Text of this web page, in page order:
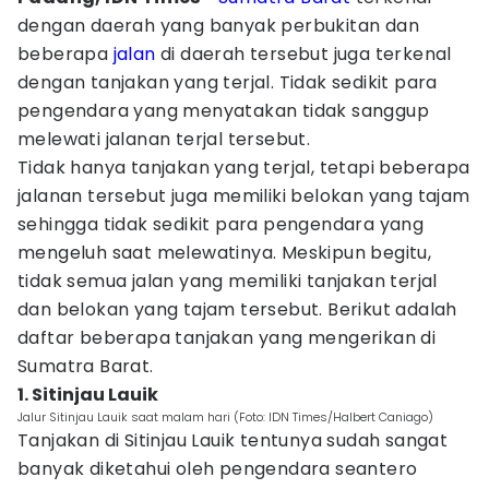
dengan daerah yang banyak perbukitan dan
beberapa jalan di daerah tersebut juga terkenal
dengan tanjakan yang terjal. Tidak sedikit para
pengendara yang menyatakan tidak sanggup
melewati jalanan terjal tersebut.
Tidak hanya tanjakan yang terjal, tetapi beberapa
jalanan tersebut juga memiliki belokan yang tajam
sehingga tidak sedikit para pengendara yang
mengeluh saat melewatinya. Meskipun begitu,
tidak semua jalan yang memiliki tanjakan terjal
dan belokan yang tajam tersebut. Berikut adalah
daftar beberapa tanjakan yang mengerikan di
Sumatra Barat.
1. Sitinjau Lauik
Jalur Sitinjau Lauik saat malam hari (Foto: IDN Times/Halbert Caniago)
Tanjakan di Sitinjau Lauik tentunya sudah sangat
banyak diketahui oleh pengendara seantero